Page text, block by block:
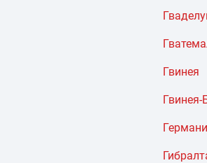
Гвинея
Гвинея-